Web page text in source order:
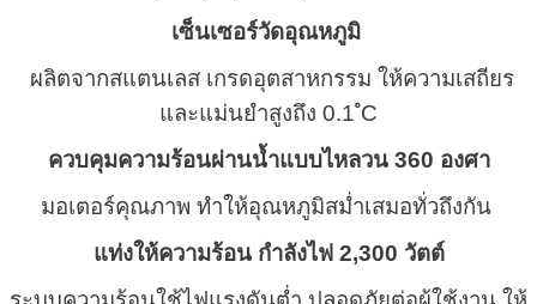
เซ็นเซอร์วัดอุณหภูมิ
ผลิตจากสแตนเลส เกรดอุตสาหกรรม ให้ความเสถียร
และแม่นยำสูงถึง 0.1 ํC
ควบคุมความร้อนผ่านน้ำแบบไหลวน 360 องศา
มอเตอร์คุณภาพ ทำให้อุณหภูมิสม่ำเสมอทั่วถึงกัน
แท่งให้ความร้อน กำลังไฟ 2,300 วัตต์